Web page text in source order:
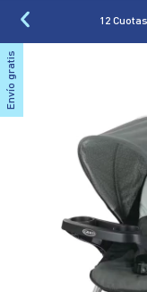
12
Envío gratis